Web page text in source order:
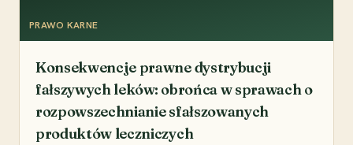
PRAWO KARNE
Konsekwencje prawne dystrybucji
fałszywych leków: obrońca w sprawach o
rozpowszechnianie sfałszowanych
produktów leczniczych